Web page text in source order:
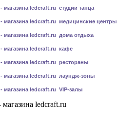
студии танца
медицинские центры
дома отдыха
кафе
рестораны
лаундж-зоны
VIP-залы